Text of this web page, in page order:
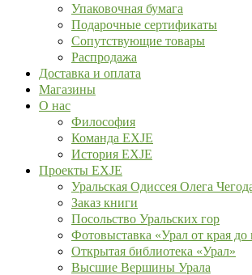
Упаковочная бумага
Подарочные сертификаты
Сопутствующие товары
Распродажа
Доставка и оплата
Магазины
О нас
Философия
Команда EXJE
История EXJE
Проекты EXJE
Уральская Одиссея Олега
Заказ книги
Посольство Уральских гор
Фотовыставка «Урал от края до
Открытая библиотека «Урал»
Высшие Вершины Урала